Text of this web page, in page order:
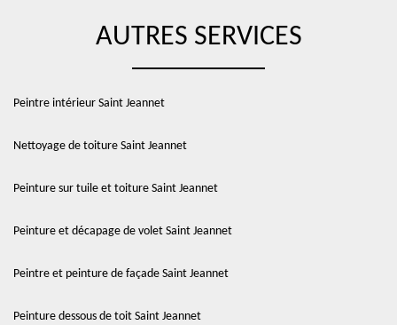
AUTRES SERVICES
Peintre intérieur Saint Jeannet
Nettoyage de toiture Saint Jeannet
Peinture sur tuile et toiture Saint Jeannet
Peinture et décapage de volet Saint Jeannet
Peintre et peinture de façade Saint Jeannet
Peinture dessous de toit Saint Jeannet